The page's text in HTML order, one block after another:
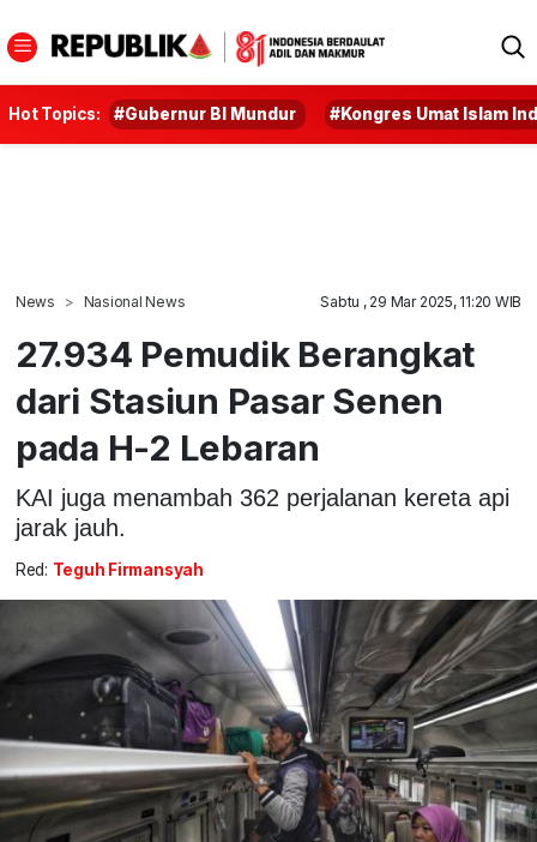
Hot Topics: #Gubernur BI Mundur #Kongres Umat Islam
News Nasional News Sabtu , 29 Mar 2025, 11:20 WIB
27.934 Pemudik Berangkat
dari Stasiun Pasar Senen
pada H-2 Lebaran
KAI juga menambah 362 perjalanan kereta api
jarak jauh.
Red: Teguh Firmansyah